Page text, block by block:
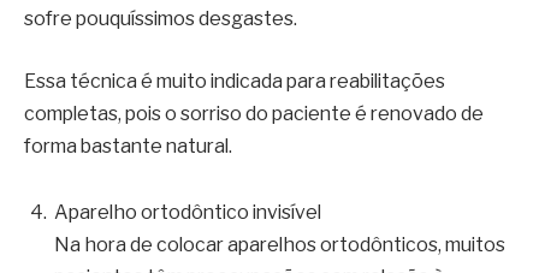
sofre pouquíssimos desgastes.
Essa técnica é muito indicada para reabilitações
completas, pois o sorriso do paciente é renovado de
forma bastante natural.
Aparelho ortodôntico invisível
Na hora de colocar aparelhos ortodônticos, muitos